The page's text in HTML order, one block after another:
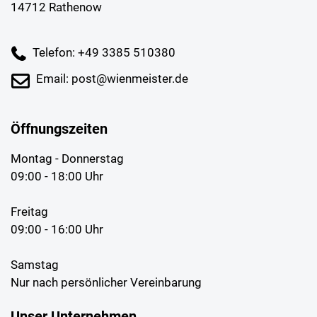
14712 Rathenow
Telefon: +49 3385 510380
Email: post@wienmeister.de
Öffnungszeiten
Montag - Donnerstag
09:00 - 18:00 Uhr
Freitag
09:00 - 16:00 Uhr
Samstag
Nur nach persönlicher Vereinbarung